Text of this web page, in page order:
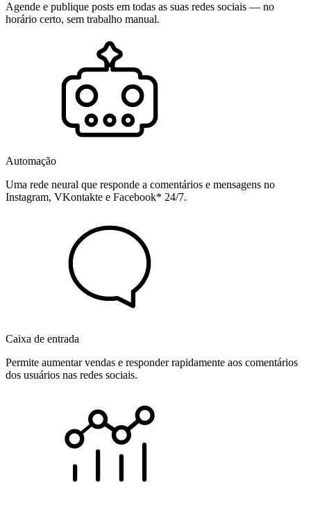
Agende e publique posts em todas as suas redes sociais — no
horário certo, sem trabalho manual.
Automação
Uma rede neural que responde a comentários e mensagens no
Instagram, VKontakte e Facebook* 24/7.
Caixa de entrada
Permite aumentar vendas e responder rapidamente aos comentários
dos usuários nas redes sociais.